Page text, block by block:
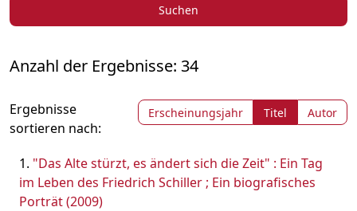
Suchen
Anzahl der Ergebnisse: 34
Ergebnisse
sortieren nach:
Erscheinungsjahr Titel Autor
"Das Alte stürzt, es ändert sich die Zeit" : Ein Tag
im Leben des Friedrich Schiller ; Ein biografisches
Porträt (2009)